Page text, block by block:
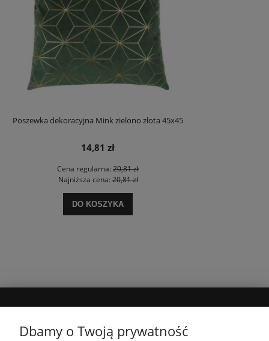
Poszewka dekoracyjna Mink zielono złota 45x45
14,81 zł
Cena regularna: 20,81 zł
Najniższa cena:20,81 zł
DO KOSZYKA
Dbamy o Twoją prywatność